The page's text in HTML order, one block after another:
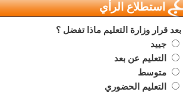
استطلاع الرأي
بعد قرار وزارة التعليم ماذا تفضل ؟
جييد
التعليم عن بعد
متوسط
التعليم الحضوري